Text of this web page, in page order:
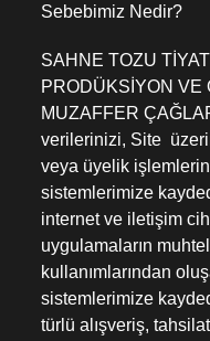
Sebebimiz Nedir?
SAHNE TOZU
PRODÜKSİYON VE
MUZAFFER
verilerinizi, Site
veya üyelik
sistemlerimize
internet ve iletişim
uygulamaların
kullanımlarından
sistemlerimize
türlü alışveriş,